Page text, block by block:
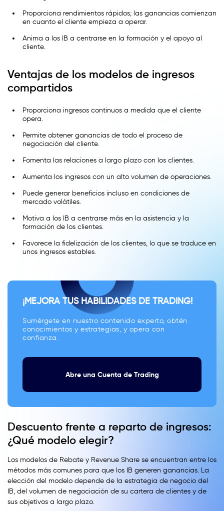
Proporciona rendimientos rápidos; las ganancias comienzan
en cuanto el cliente empieza a operar.
Anima a los IB a centrarse en la formación y el apoyo al
cliente.
Ventajas de los modelos de ingresos
compartidos
Proporciona ingresos continuos a medida que el cliente
opera.
Permite obtener ganancias de todo el proceso de
negociación del cliente.
Fomenta las relaciones a largo plazo con los clientes.
Aumenta los ingresos con un alto volumen de operaciones.
Puede generar beneficios incluso en condiciones de
mercado volátiles.
Motiva a los IB a centrarse más en la asistencia y la
formación de los clientes.
Favorece la fidelización de los clientes, lo que se traduce en
unos ingresos estables.
¡MEJORA TUS HABILIDADES DE TRADING!
Sumérgete en nuestro contenido experto, obtén
conocimientos y estrategias, y opera con
confianza.
Abre una Cuenta de Trading
Descuento frente a reparto de ingresos:
¿Qué modelo elegir?
Los modelos de Rebate y Revenue Share se encuentran entre los
métodos más comunes para que los IB generen ganancias. La
elección del modelo depende de la estrategia de negocio del
IB, del volumen de negociación de su cartera de clientes y de
sus objetivos a largo plazo.